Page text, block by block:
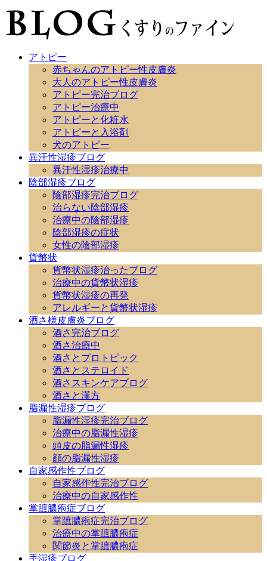
アトピー
赤ちゃんのアトピー性皮膚炎
大人のアトピー性皮膚炎
アトピー完治ブログ
アトピー治療中
アトピーと化粧水
アトピーと入浴剤
犬のアトピー
異汗性湿疹ブログ
異汗性湿疹治療中
陰部湿疹ブログ
陰部湿疹完治ブログ
治らない陰部湿疹
治療中の陰部湿疹
陰部湿疹の症状
女性の陰部湿疹
貨幣状
貨幣状湿疹治ったブログ
治療中の貨幣状湿疹
貨幣状湿疹の再発
アレルギーと貨幣状湿疹
酒さ様皮膚炎ブログ
酒さ完治ブログ
酒さ治療中
酒さとプロトピック
酒さとステロイド
酒さスキンケアブログ
酒さと漢方
脂漏性湿疹ブログ
脂漏性湿疹完治ブログ
治療中の脂漏性湿疹
頭皮の脂漏性湿疹
顔の脂漏性湿疹
自家感作性ブログ
自家感作性完治ブログ
治療中の自家感作性
掌蹠膿疱症ブログ
掌蹠膿疱症完治ブログ
治療中の掌蹠膿疱症
関節炎と掌蹠膿疱症
手湿疹ブログ